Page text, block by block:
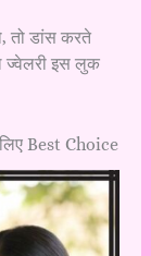
तो डांस करते
ज्वेलरी इस लुक
Best Choice